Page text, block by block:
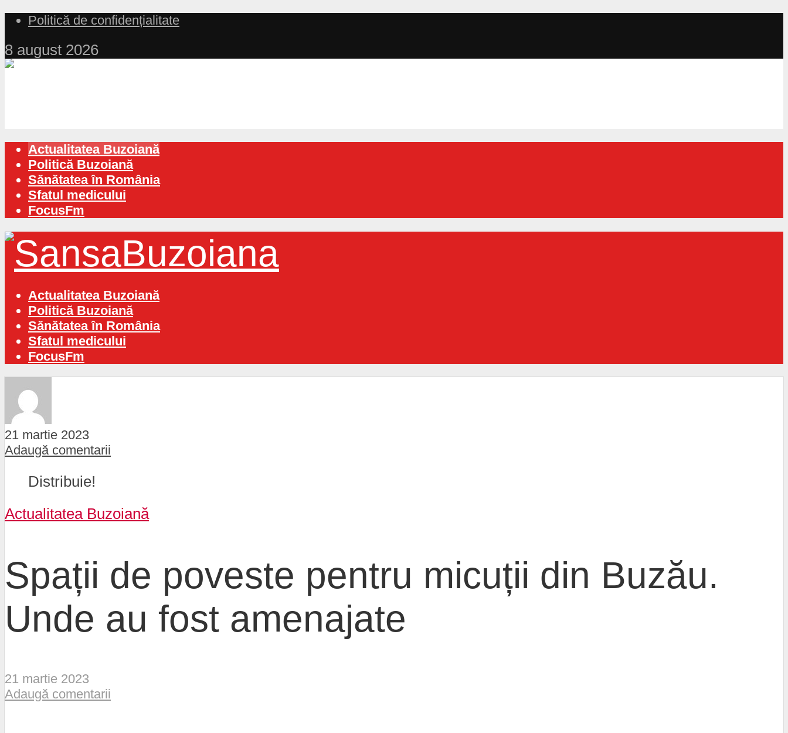
Politică de confidențialitate
8 august 2026
Actualitatea Buzoiană
Politică Buzoiană
Sănătatea în România
Sfatul medicului
FocusFm
Actualitatea Buzoiană
Politică Buzoiană
Sănătatea în România
Sfatul medicului
FocusFm
21 martie 2023
Adaugă comentarii
Distribuie!
Actualitatea Buzoiană
Spații de poveste pentru micuții din Buzău.
Unde au fost amenajate
21 martie 2023
Adaugă comentarii